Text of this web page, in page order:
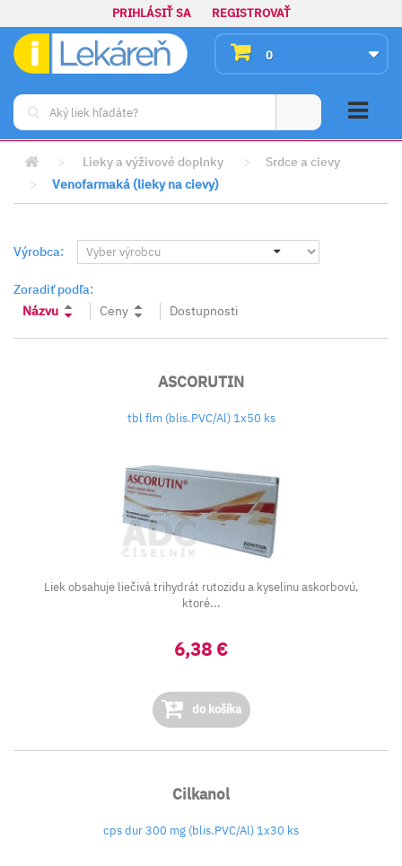
PRIHLÁSIŤ SA REGISTROVAŤ
0
> Lieky a výživové doplnky >
Srdce a cievy
>
Venofarmaká (lieky na cievy)
Výrobca:
Zoradiť podľa:
Názvu
Ceny Dostupnosti
ASCORUTIN
tbl flm (blis.PVC/Al) 1x50 ks
Liek obsahuje liečivá trihydrát rutozidu a kyselinu askorbovú,
ktoré...
6,38 €
do košíka
Cilkanol
cps dur 300 mg (blis.PVC/Al) 1x30 ks